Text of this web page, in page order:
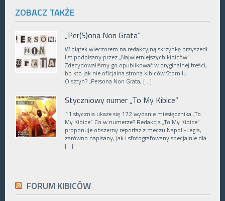
ZOBACZ TAKŻE
„Per(S)ona Non Grata”
W piątek wieczorem na redakcyjną skrzynkę przyszedł
list podpisany przez „Najwierniejszych kibiców”.
Zdecydowaliśmy go opublikować w oryginalnej treści,
bo kto jak nie oficjalna strona kibiców Stomilu
Olsztyn? „Persona Non Grata, […]
Styczniowy numer „To My Kibice”
11 stycznia ukaże się 172 wydanie miesięcznika „To
My Kibice”. Co w numerze? Redakcja „To My Kibice”
proponuje obszerny reportaż z meczu Napoli-Legia,
zarówno napisany, jak i sfotografowany specjalnie dla
[…]
FORUM KIBICÓW